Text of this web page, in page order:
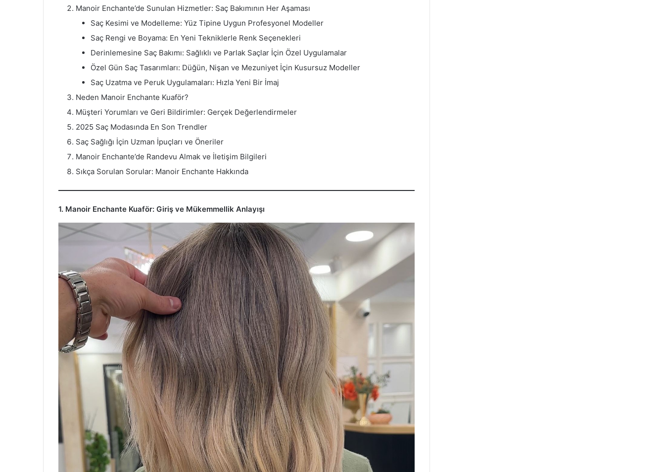
Manoir Enchante’de Sunulan Hizmetler: Saç Bakımının Her Aşaması
Saç Kesimi ve Modelleme: Yüz Tipine Uygun Profesyonel Modeller
Saç Rengi ve Boyama: En Yeni Tekniklerle Renk Seçenekleri
Derinlemesine Saç Bakımı: Sağlıklı ve Parlak Saçlar İçin Özel Uygulamalar
Özel Gün Saç Tasarımları: Düğün, Nişan ve Mezuniyet İçin Kusursuz Modeller
Saç Uzatma ve Peruk Uygulamaları: Hızla Yeni Bir İmaj
Neden Manoir Enchante Kuaför?
Müşteri Yorumları ve Geri Bildirimler: Gerçek Değerlendirmeler
2025 Saç Modasında En Son Trendler
Saç Sağlığı İçin Uzman İpuçları ve Öneriler
Manoir Enchante’de Randevu Almak ve İletişim Bilgileri
Sıkça Sorulan Sorular: Manoir Enchante Hakkında
1. Manoir Enchante Kuaför: Giriş ve Mükemmellik Anlayışı